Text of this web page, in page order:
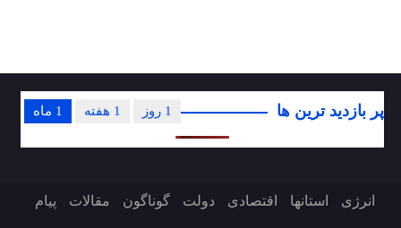
پر بازدید ترین ها 1 ماه 1 هفته 1 روز
انرژی استانها اقتصادی دولت گوناگون مقالات پیام